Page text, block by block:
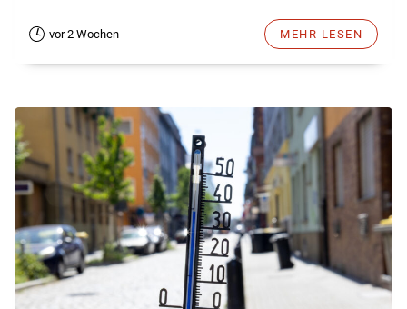
vor 2 Wochen MEHR LESEN